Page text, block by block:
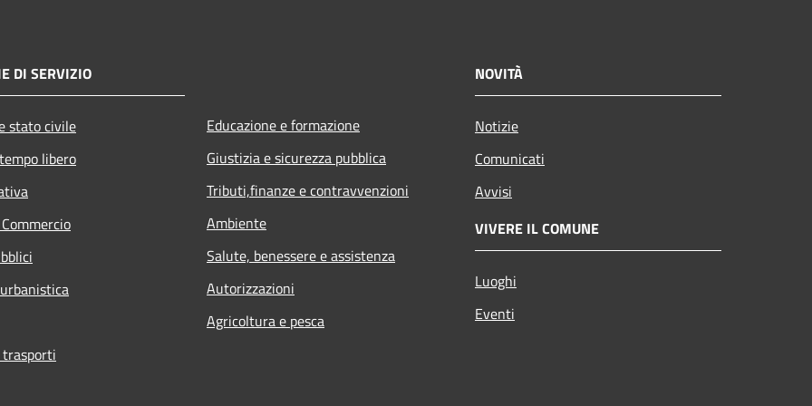
DI SERVIZIO
stato civile
libero
Educazione e formazione
Giustizia e sicurezza pubblica
Tributi,finanze e contravvenzioni
Ambiente
Salute, benessere e assistenza
Autorizzazioni
Agricoltura e pesca
NOVITÀ
Notizie
Comunicati
Avvisi
VIVERE IL COMUNE
Luoghi
Eventi